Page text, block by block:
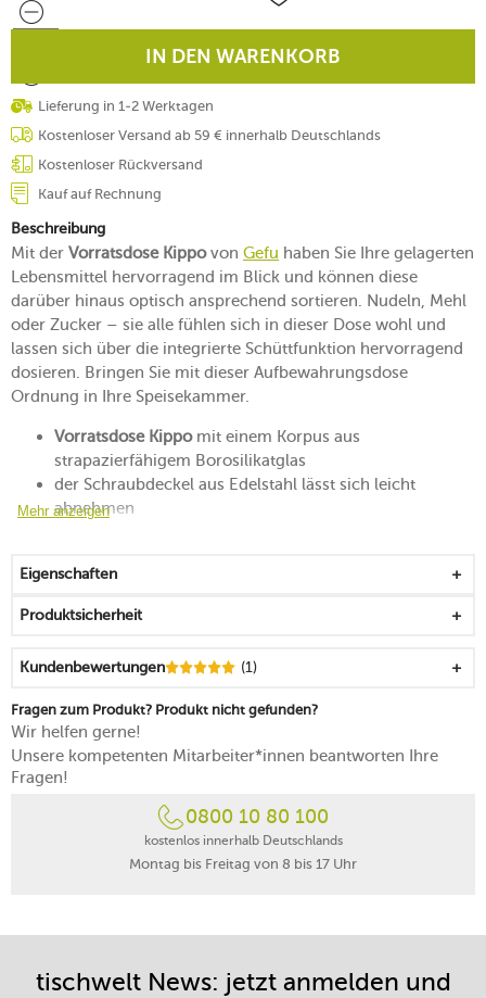
IN DEN WARENKORB
Lieferung in 1-2 Werktagen
Kostenloser Versand ab 59 € innerhalb Deutschlands
Kostenloser Rückversand
Kauf auf Rechnung
Beschreibung
Mit der Vorratsdose Kippovon Gefu haben Sie Ihre gelagerten
Lebensmittel hervorragend im Blick und können diese
darüber hinaus optisch ansprechend sortieren. Nudeln, Mehl
oder Zucker – sie alle fühlen sich in dieser Dose wohl und
lassen sich über die integrierte Schüttfunktion hervorragend
dosieren. Bringen Sie mit dieser Aufbewahrungsdose
Ordnung in Ihre Speisekammer.
Vorratsdose Kippomit einem Korpus aus
strapazierfähigem Borosilikatglas
der Schraubdeckel aus Edelstahl lässt sich leicht
abnehmen
für das Frischhalten, Ordnen und Lagern von trockenen
Lebensmitteln
lässt sich mit den anderen Größen der Serie wunderbar
kombinieren
für alle, die ihre Küchenschränke gerne blickfangend
sortieren
von Hand reinigen
Mehr anzeigen
Eigenschaften
Produktsicherheit
Kundenbewertungen (1)
Fragen zum Produkt? Produkt nicht gefunden?
Wir helfen gerne!
Unsere kompetenten Mitarbeiter*innen beantworten Ihre
Fragen!
0800 10 80 100
kostenlos innerhalb Deutschlands
Montag bis Freitag von 8 bis 17 Uhr
tischwelt News: jetzt anmelden und